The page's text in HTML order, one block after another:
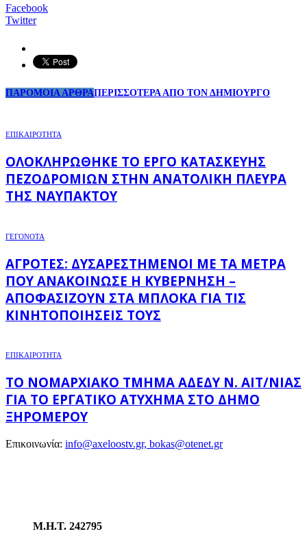
Facebook
Twitter
ΠΑΡΟΜΟΙΑ ΑΡΘΡΑΠΕΡΙΣΣΟΤΕΡΑ ΑΠΟ ΤΟΝ ΔΗΜΙΟΥΡΓΟ
ΕΠΙΚΑΙΡΟΤΗΤΑ
ΟΛΟΚΛΗΡΏΘΗΚΕ ΤΟ ΈΡΓΟ ΚΑΤΑΣΚΕΥΉΣ
ΠΕΖΟΔΡΟΜΊΩΝ ΣΤΗΝ ΑΝΑΤΟΛΙΚΉ ΠΛΕΥΡΆ
ΤΗΣ ΝΑΥΠΆΚΤΟΥ
ΓΕΓΟΝΟΤΑ
ΑΓΡΌΤΕΣ: ΔΥΣΑΡΕΣΤΗΜΈΝΟΙ ΜΕ ΤΑ ΜΈΤΡΑ
ΠΟΥ ΑΝΑΚΟΊΝΩΣΕ Η ΚΥΒΈΡΝΗΣΗ –
ΑΠΟΦΑΣΊΖΟΥΝ ΣΤΑ ΜΠΛΌΚΑ ΓΙΑ ΤΙΣ
ΚΙΝΗΤΟΠΟΙΉΣΕΙΣ ΤΟΥΣ
ΕΠΙΚΑΙΡΟΤΗΤΑ
ΤΟ ΝΟΜΑΡΧΙΑΚΌ ΤΜΉΜΑ ΑΔΕΔΥ Ν. ΑΙΤ/ΝΊΑΣ
ΓΙΑ ΤΟ ΕΡΓΑΤΙΚΌ ΑΤΎΧΗΜΑ ΣΤΟ ΔΉΜΟ
ΞΗΡΟΜΈΡΟΥ
Επικοινωνία: info@axeloostv.gr, bokas@otenet.gr
Μ.Η.Τ. 242795